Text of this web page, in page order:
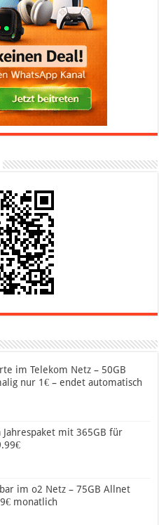
im Telekom Netz – 50GB
nur 1€ – endet automatisch
Jahrespaket mit 365GB für
im o2 Netz – 75GB Allnet
monatlich